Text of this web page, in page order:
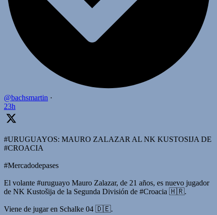
@bachsmartin ·
23h
#URUGUAYOS: MAURO ZALAZAR AL NK KUSTOSIJA DE
#CROACIA
#Mercadodepases
El volante #uruguayo Mauro Zalazar, de 21 años, es nuevo jugador
de NK Kustošija de la Segunda División de #Croacia 🇭🇷.
Viene de jugar en Schalke 04 🇩🇪.